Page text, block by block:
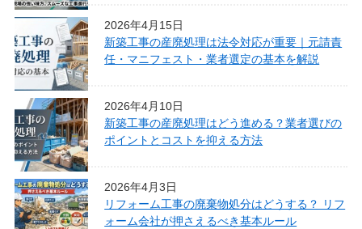
2026年4月15日
新築工事の産廃処理は法令対応が重要｜元請責
任・マニフェスト・業者選定の基本を解説
2026年4月10日
新築工事の産廃処理はどう進める？業者選びの
ポイントとコストを抑える方法
2026年4月3日
リフォーム工事の廃棄物処分はどうする？ リフ
ォーム会社が押さえるべき基本ルール